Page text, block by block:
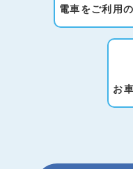
電車をご利用
お